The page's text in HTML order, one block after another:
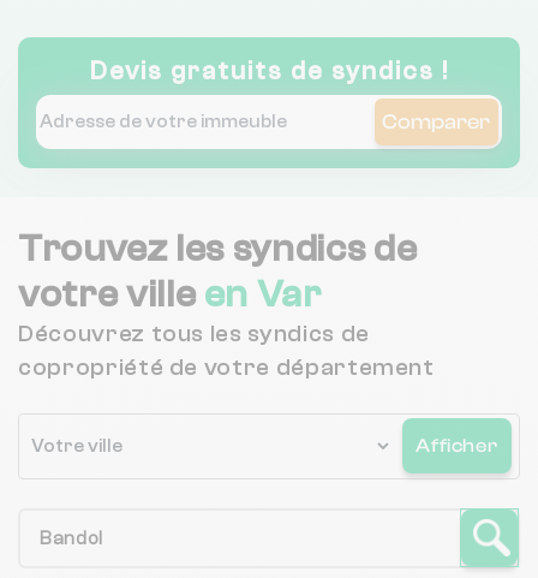
Devis gratuits de syndics !
Comparer
Trouvez les syndics de
votre villeen Var
Découvrez tous les syndics de
copropriété de votre département
Afficher
Bandol